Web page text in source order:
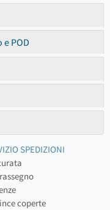
POD
SPEDIZIONI
coperte